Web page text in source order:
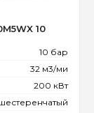
10
10 бар
32 м3/ми
200 кВт